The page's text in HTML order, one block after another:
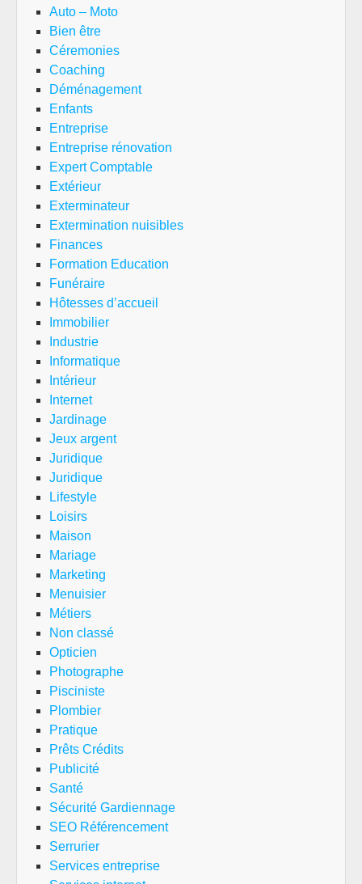
Auto – Moto
Bien être
Céremonies
Coaching
Déménagement
Enfants
Entreprise
Entreprise rénovation
Expert Comptable
Extérieur
Exterminateur
Extermination nuisibles
Finances
Formation Education
Funéraire
Hôtesses d’accueil
Immobilier
Industrie
Informatique
Intérieur
Internet
Jardinage
Jeux argent
Juridique
Juridique
Lifestyle
Loisirs
Maison
Mariage
Marketing
Menuisier
Métiers
Non classé
Opticien
Photographe
Pisciniste
Plombier
Pratique
Prêts Crédits
Publicité
Santé
Sécurité Gardiennage
SEO Référencement
Serrurier
Services entreprise